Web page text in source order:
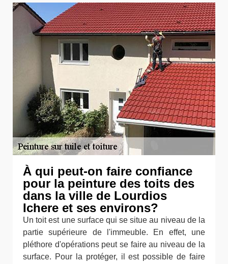
À qui peut-on faire confiance
pour la peinture des toits des
dans la ville de Lourdios
Ichere et ses environs?
Un toit est une surface qui se situe au niveau de la
partie supérieure de l'immeuble. En effet, une
pléthore d'opérations peut se faire au niveau de la
surface. Pour la protéger, il est possible de faire